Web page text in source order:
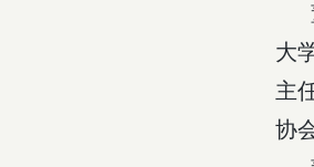
大
主
协